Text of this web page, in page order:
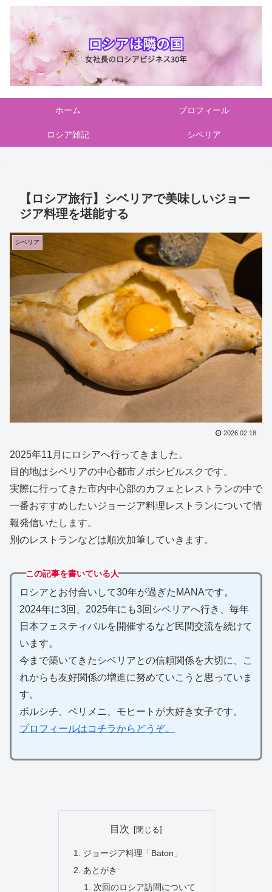
ホーム プロフィール
ロシア雑記 シベリア
【ロシア旅行】シベリアで美味しいジョー
ジア料理を堪能する
シベリア
2026.02.18
2025年11月にロシアへ行ってきました。
目的地はシベリアの中心都市ノボシビルスクです。
実際に行ってきた市内中心部のカフェとレストランの中で
一番おすすめしたいジョージア料理レストランについて情
報発信いたします。
別のレストランなどは順次加筆していきます。
この記事を書いている人
ロシアとお付合いして30年が過ぎたMANAです。
2024年に3回、2025年にも3回シベリアへ行き、毎年
日本フェスティバルを開催するなど民間交流を続けて
います。
今まで築いてきたシベリアとの信頼関係を大切に、こ
れからも友好関係の増進に努めていこうと思っていま
す。
ボルシチ、ペリメニ、モヒートが大好き女子です。
プロフィールはコチラからどうぞ。
目次
ジョージア料理「Baton」
あとがき
次回のロシア訪問について